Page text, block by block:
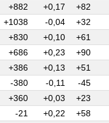
+882 +0,17 +82
+1038 -0,04 +32
+830 +0,10 +61
+686 +0,23 +90
+386 +0,13 +51
-380 -0,11 -45
+360 +0,03 +23
-21 +0,22 +58